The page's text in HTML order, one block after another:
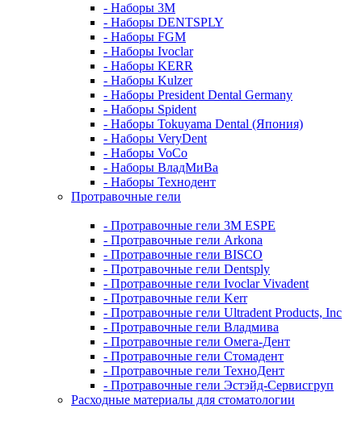
- Наборы 3М
- Наборы DENTSPLY
- Наборы FGM
- Наборы Ivoclar
- Наборы KERR
- Наборы Kulzer
- Наборы President Dental Germany
- Наборы Spident
- Наборы Tokuyama Dental (Япония)
- Наборы VeryDent
- Наборы VoCo
- Наборы ВладМиВа
- Наборы Технодент
Протравочные гели
- Протравочные гели 3М ESPE
- Протравочные гели Arkona
- Протравочные гели BISCO
- Протравочные гели Dentsply
- Протравочные гели Ivoclar Vivadent
- Протравочные гели Kerr
- Протравочные гели Ultradent Products, Inc
- Протравочные гели Владмива
- Протравочные гели Омега-Дент
- Протравочные гели Стомадент
- Протравочные гели ТехноДент
- Протравочные гели Эстэйд-Сервисгруп
Расходные материалы для стоматологии